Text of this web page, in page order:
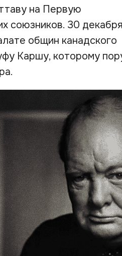
на Первую
союзников. 30
общин канадского
Каршу, которому